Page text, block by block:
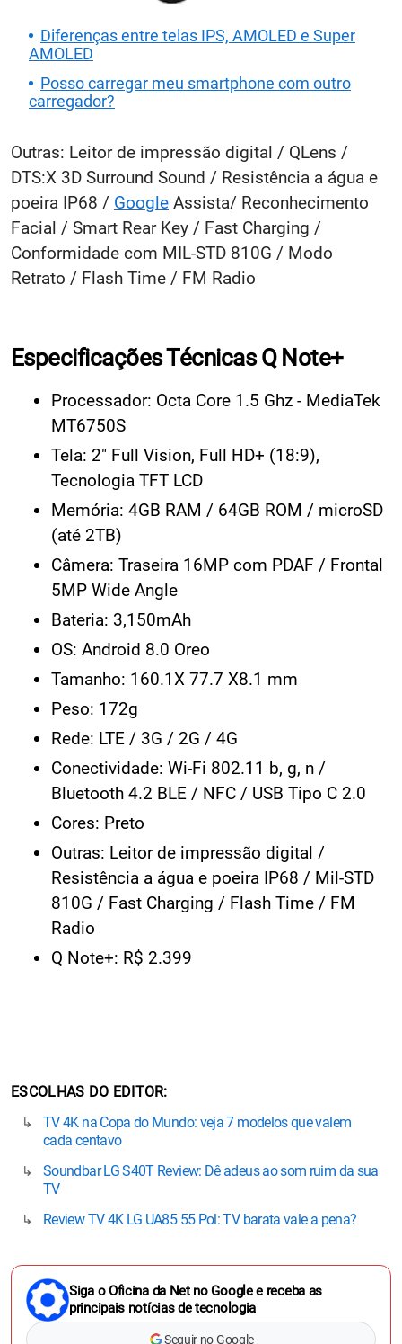
Diferenças entre telas IPS, AMOLED e Super
AMOLED
Posso carregar meu smartphone com outro
carregador?
Outras: Leitor de impressão digital / QLens /
DTS:X 3D Surround Sound / Resistência a água e
poeira IP68 / Google Assista/ Reconhecimento
Facial / Smart Rear Key / Fast Charging /
Conformidade com MIL-STD 810G / Modo
Retrato / Flash Time / FM Radio
Especificações Técnicas Q Note+
Processador: Octa Core 1.5 Ghz - MediaTek
MT6750S
Tela: 2" Full Vision, Full HD+ (18:9),
Tecnologia TFT LCD
Memória: 4GB RAM / 64GB ROM / microSD
(até 2TB)
Câmera: Traseira 16MP com PDAF / Frontal
5MP Wide Angle
Bateria: 3,150mAh
OS: Android 8.0 Oreo
Tamanho: 160.1X 77.7 X8.1 mm
Peso: 172g
Rede: LTE / 3G / 2G / 4G
Conectividade: Wi-Fi 802.11 b, g, n /
Bluetooth 4.2 BLE / NFC / USB Tipo C 2.0
Cores: Preto
Outras: Leitor de impressão digital /
Resistência a água e poeira IP68 / Mil-STD
810G / Fast Charging / Flash Time / FM
Radio
Q Note+: R$ 2.399
ESCOLHAS DO EDITOR
TV 4K na Copa do Mundo: veja 7 modelos que valem
cada centavo
Soundbar LG S40T Review: Dê adeus ao som ruim da sua
TV
Review TV 4K LG UA85 55 Pol: TV barata vale a pena?
Siga o Oficina da Net no Google e receba as
principais notícias de tecnologia
Seguir no Google